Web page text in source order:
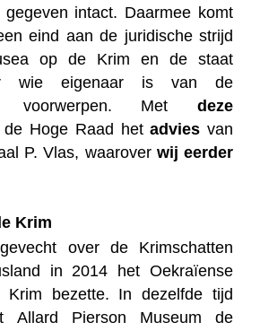
gegeven intact. Daarmee komt
eind aan de juridische strijd
op de Krim en de staat
wie eigenaar is van de
voorwerpen. Met deze
de Hoge Raad hetadvies van
P. Vlas, waarover wij eerder
Krim
over de Krimschatten
in 2014 het Oekraïense
Krim bezette. In dezelfde tijd
Pierson Museum de